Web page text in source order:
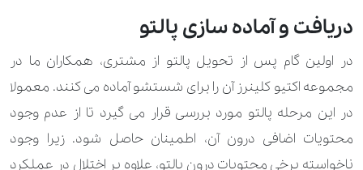
انواع تشک 980.000 تومان
انواع روفرشی (کوچک تا 8 متر مربع) 420.000 تومان
دریافت و آماده سازی پالتو
در اولین گام پس از تحویل پالتو از مشتری، همکاران ما در
مجموعه اکتیو کلینرز آن را برای شستشو آماده می کنند. معمولا
در این مرحله پالتو مورد بررسی قرار می گیرد تا از عدم وجود
محتویات اضافی درون آن، اطمینان حاصل شود. زیرا وجود
ناخواسته برخی محتویات درون پالتو، علاوه بر اختلال در عملکرد